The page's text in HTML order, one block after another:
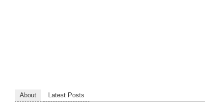
About Latest Posts